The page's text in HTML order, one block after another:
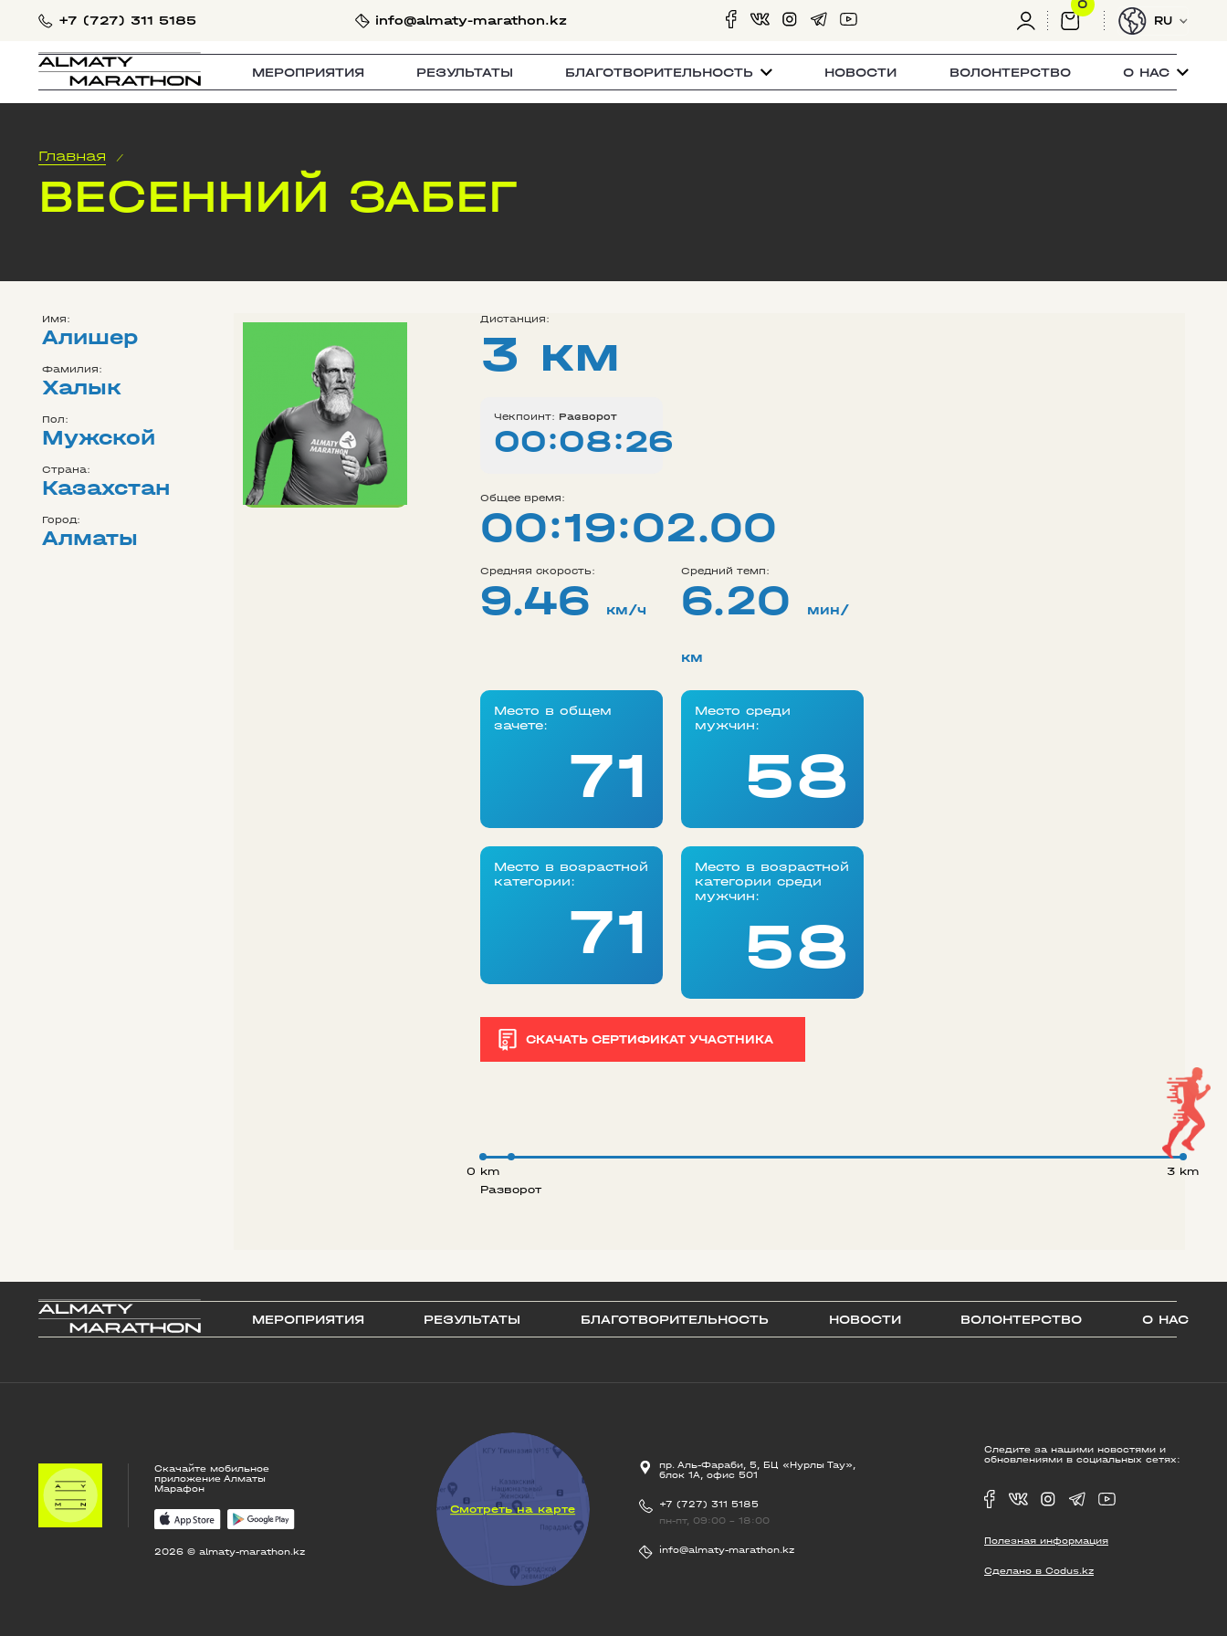
+7 (727) 311 5185 info@almaty-marathon.kz
0
RU
МЕРОПРИЯТИЯ РЕЗУЛЬТАТЫ БЛАГОТВОРИТЕЛЬНОСТЬ НОВОСТИ ВОЛОНТЕРСТВО О НАС
Главная /
ВЕСЕННИЙ ЗАБЕГ
Имя:
Алишер
Фамилия:
Халык
Пол:
Мужской
Страна:
Казахстан
Город:
Алматы
Дистанция:
3 км
Чекпоинт: Разворот
00:08:26
Общее время:
00:19:02.00
Средняя скорость:
9.46 км/ч
Средний темп:
6.20 мин/
км
Место в общем
зачете:
71
Место среди
мужчин:
58
Место в возрастной
категории:
71
Место в возрастной
категории среди
мужчин:
58
СКАЧАТЬ СЕРТИФИКАТ УЧАСТНИКА
Разворот
0 km 3 km
МЕРОПРИЯТИЯ РЕЗУЛЬТАТЫ БЛАГОТВОРИТЕЛЬНОСТЬ НОВОСТИ ВОЛОНТЕРСТВО О НАС
Скачайте мобильное
приложение Алматы
Марафон
2026 © almaty-marathon.kz
Смотреть на карте
пр. Аль-Фараби, 5, БЦ «Нурлы Тау»,
блок 1А, офис 501
+7 (727) 311 5185
пн-пт, 09:00 - 18:00
info@almaty-marathon.kz
Следите за нашими новостями и
обновлениями в социальных сетях:
Полезная информация
Сделано в Codus.kz